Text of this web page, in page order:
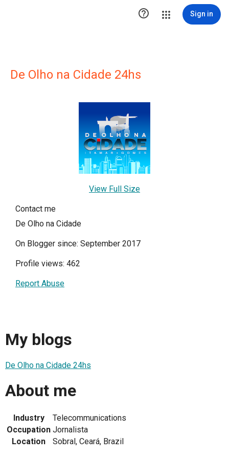
 Sign in
De Olho na Cidade 24hs
View Full Size
Contact me
De Olho na Cidade
On Blogger since: September 2017
Profile views: 462
Report Abuse
My blogs
De Olho na Cidade 24hs
About me
Industry
Telecommunications
Occupation Jornalista
Location
Sobral, Ceará, Brazil